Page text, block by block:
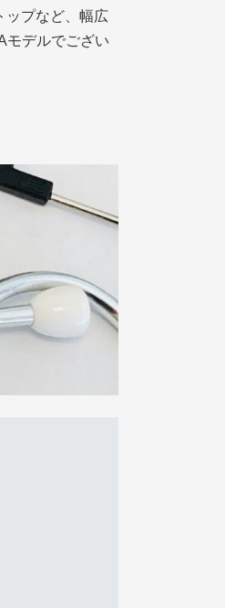
ップなど、幅広
モデルでござい